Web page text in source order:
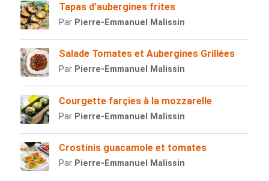
Tapas d’aubergines frites
Par Pierre-Emmanuel Malissin
Salade Tomates et Aubergines Grillées
Par Pierre-Emmanuel Malissin
Courgette farçies à la mozzarelle
Par Pierre-Emmanuel Malissin
Crostinis guacamole et tomates
Par Pierre-Emmanuel Malissin